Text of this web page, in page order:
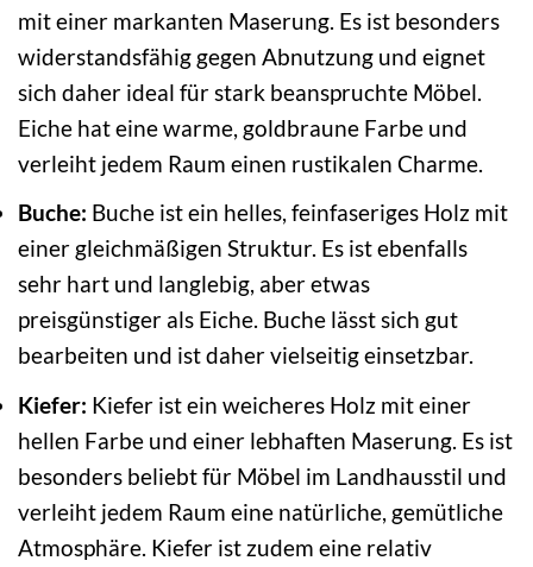
mit einer markanten Maserung. Es ist besonders
widerstandsfähig gegen Abnutzung und eignet
sich daher ideal für stark beanspruchte Möbel.
Eiche hat eine warme, goldbraune Farbe und
verleiht jedem Raum einen rustikalen Charme.
Buche: Buche ist ein helles, feinfaseriges Holz mit
einer gleichmäßigen Struktur. Es ist ebenfalls
sehr hart und langlebig, aber etwas
preisgünstiger als Eiche. Buche lässt sich gut
bearbeiten und ist daher vielseitig einsetzbar.
Kiefer: Kiefer ist ein weicheres Holz mit einer
hellen Farbe und einer lebhaften Maserung. Es ist
besonders beliebt für Möbel im Landhausstil und
verleiht jedem Raum eine natürliche, gemütliche
Atmosphäre. Kiefer ist zudem eine relativ